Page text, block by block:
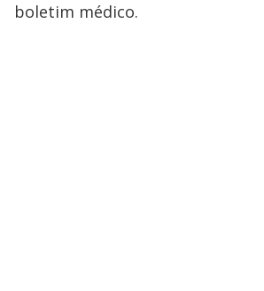
boletim médico.